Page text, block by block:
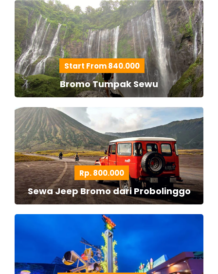
Start From 840.000
Bromo Tumpak Sewu
Rp. 800.000
Sewa Jeep Bromo dari Probolinggo